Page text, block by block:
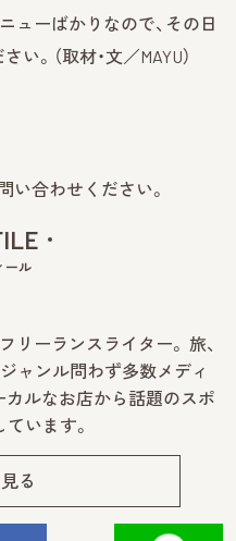
ューばかりなので、その日
。（取材・文／MAYU）
い合わせください。
ール
リーランスライター。 旅、
ャンル問わず多数メディ
カルなお店から話題のスポ
います。
る